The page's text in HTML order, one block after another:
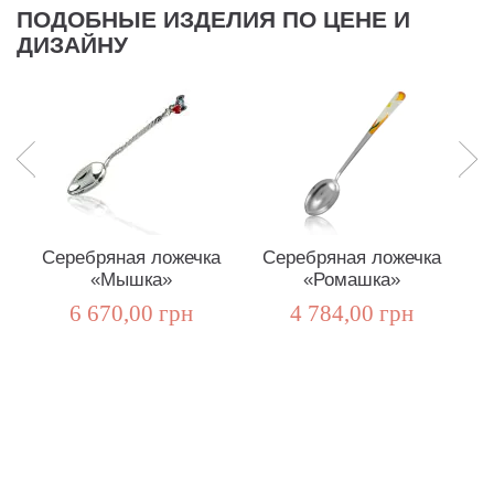
ПОДОБНЫЕ ИЗДЕЛИЯ ПО ЦЕНЕ И
ДИЗАЙНУ
Серебряная ложечка
«Мышка»
6 670,00 грн
Серебряная ложечка
«Ромашка»
4 784,00 грн